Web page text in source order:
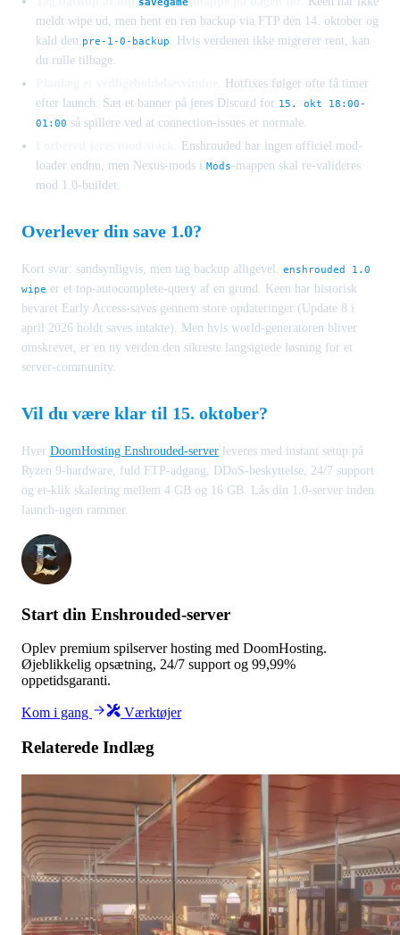
meldt wipe ud, men hent en ren backup via FTP den 14. oktober og
kald den pre-1-0-backup
. Hvis verdenen ikke migrerer rent, kan
du rulle tilbage.
Hotfixes følger ofte få timer
efter launch. Sæt et banner på jeres Discord for 15. okt 18:00-
01:00 så spillere ved at connection-issues er normale.
Enshrouded har ingen officiel mod-
loader endnu, men Nexus-mods i Mods-mappen skal re-valideres
mod 1.0-buildet.
Overlever din save 1.0?
Kort svar: sandsynligvis, men tag backup alligevel. enshrouded 1.0
wipe er et top-autocomplete-query af en grund. Keen har historisk
bevaret Early Access-saves gennem store opdateringer (Update 8 i
april 2026 holdt saves intakte). Men hvis world-generatoren bliver
omskrevet, er en ny verden den sikreste langsigtede løsning for et
server-community.
Vil du være klar til 15. oktober?
Hver DoomHosting Enshrouded-server leveres med instant setup på
Ryzen 9-hardware, fuld FTP-adgang, DDoS-beskyttelse, 24/7 support
og et-klik skalering mellem 4 GB og 16 GB. Lås din 1.0-server inden
launch-ugen rammer.
Start din Enshrouded-server
Oplev premium spilserver hosting med DoomHosting.
Øjeblikkelig opsætning, 24/7 support og 99,99%
oppetidsgaranti.
Kom i gang Værktøjer
Relaterede Indlæg